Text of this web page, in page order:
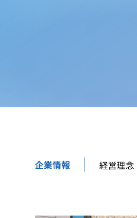
企業情報 経営理念